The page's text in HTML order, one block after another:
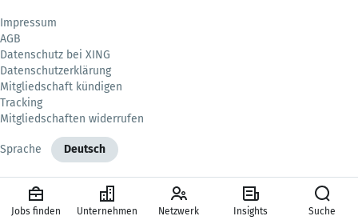
Impressum
AGB
Datenschutz bei XING
Datenschutzerklärung
Mitgliedschaft kündigen
Tracking
Mitgliedschaften widerrufen
Sprache Deutsch
Jobs finden Unternehmen Netzwerk Insights Suche